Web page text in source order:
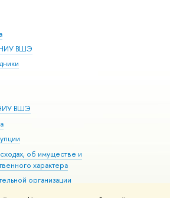
НИУ ВШЭ
ВШЭ
об имуществе и
характера
организации
возможностями здоровья